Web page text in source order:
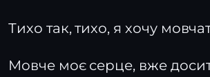
Тихо так, тихо, я хочу
Мовче моє серце, вже